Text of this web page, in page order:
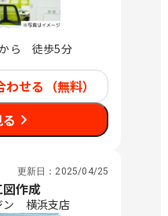
ら 徒歩5分
せる（無料）
更新日： 2025/04/25
図作成
ン 横浜支店